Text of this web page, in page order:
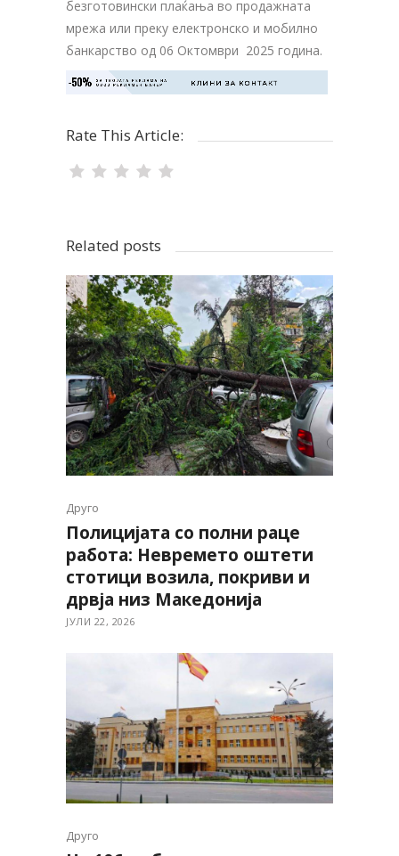
безготовински плаќања во продажната
мрежа или преку електронско и мобилно
банкарство од 06 Октомври 2025 година.
-50% ЗА ТВОЈАТА РЕКЛАМА НА
ОВОЈ РЕКЛАМЕН БАНЕР КЛИНИ ЗА КОНТАКТ
Rate This Article:
Related posts
Друго
Полицијата со полни раце
работа: Невремето оштети
стотици возила, покриви и
дрвја низ Македонија
ЈУЛИ 22, 2026
Друго